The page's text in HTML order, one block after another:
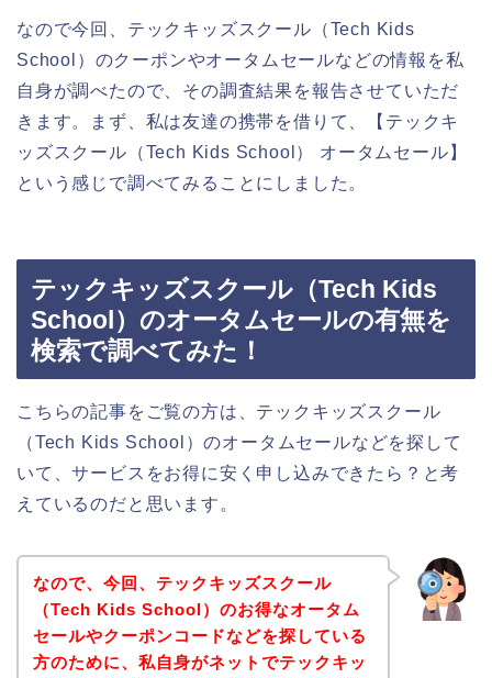
なので今回、テックキッズスクール（Tech Kids
School）のクーポンやオータムセールなどの情報を私
自身が調べたので、その調査結果を報告させていただ
きます。まず、私は友達の携帯を借りて、【テックキ
ッズスクール（Tech Kids School） オータムセール】
という感じで調べてみることにしました。
テックキッズスクール（Tech Kids
School）のオータムセールの有無を
検索で調べてみた！
こちらの記事をご覧の方は、テックキッズスクール
（Tech Kids School）のオータムセールなどを探して
いて、サービスをお得に安く申し込みできたら？と考
えているのだと思います。
なので、今回、テックキッズスクール
（Tech Kids School）のお得なオータム
セールやクーポンコードなどを探している
方のために、私自身がネットでテックキッ